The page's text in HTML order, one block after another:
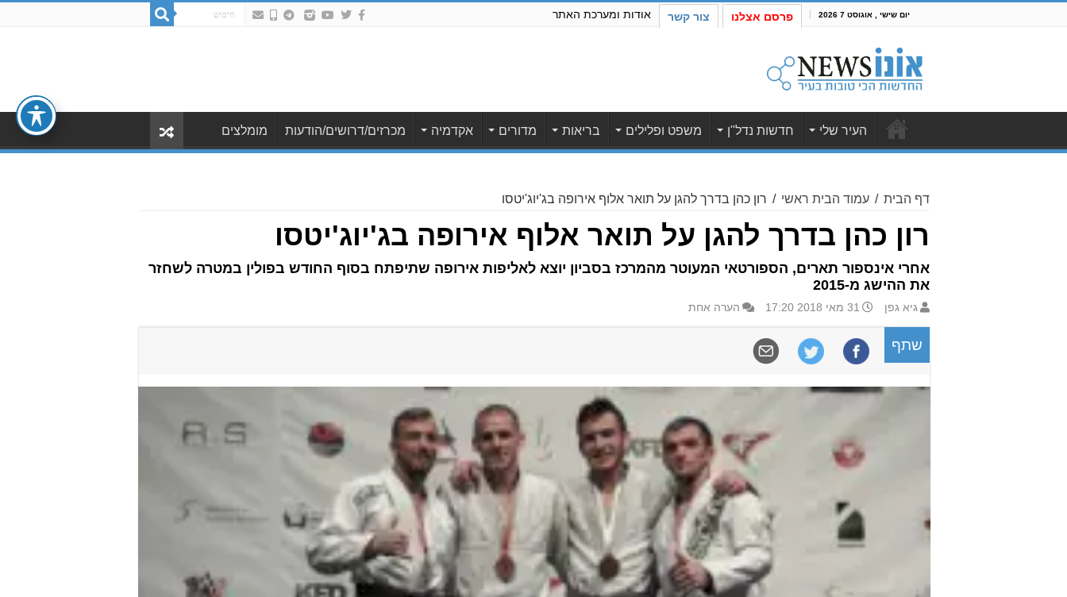
יום שישי , אוגוסט 7 2026 פרסם אצלנו צור קשר אודות ומערכת האתר
העיר שלי חדשות נדל"ן משפט ופלילים בריאות מדורים אקדמיה מכרזים/דרושים/הודעות מומלצים
דף הבית / עמוד הבית ראשי / רון כהן בדרך להגן על תואר אלוף אירופה בג'יוג'יטסו
רון כהן בדרך להגן על תואר אלוף אירופה בג'יוג'יטסו
אחרי אינספור תארים, הספורטאי המעוטר מהמרכז בסביון יוצא לאליפות אירופה שתיפתח בסוף החודש בפולין במטרה לשחזר
את ההישג מ-2015
גיא גפן 31 מאי 2018 17:20 הערה אחת
שתף